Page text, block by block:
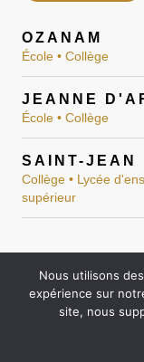
OZANAM
École • Collège
JEANNE
École • Collège
SAINT-JEAN
Collège • Lycée
supérieur
Nous utilisons
expérience sur
site, nous
Engagé pour
l’impact